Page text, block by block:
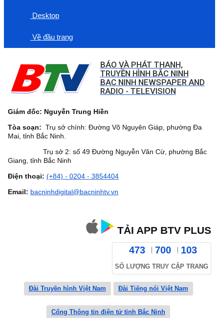
Desktop
Về đầu trang
BÁO VÀ PHÁT THANH,
TRUYỀN HÌNH BẮC NINH
BAC NINH NEWSPAPER AND
RADIO - TELEVISION
Giám đốc: Nguyễn Trung Hiền
Tòa soạn: Trụ sở chính: Đường Võ Nguyên Giáp, phường Đa
Mai, tỉnh Bắc Ninh.
Trụ sở 2: số 49 Đường Nguyễn Văn Cừ, phường Bắc
Giang, tỉnh Bắc Ninh
Điện thoại: (+84) - 0204 - 3854404
Email: bacninhdigital@bacninhtv.vn
TẢI APP BTV PLUS
473 700 103
SỐ LƯỢNG TRUY CẬP TRANG
Đài Truyền hình Việt Nam Đài Tiếng nói Việt Nam
Cổng Thông tin điện tử tỉnh Bắc Ninh